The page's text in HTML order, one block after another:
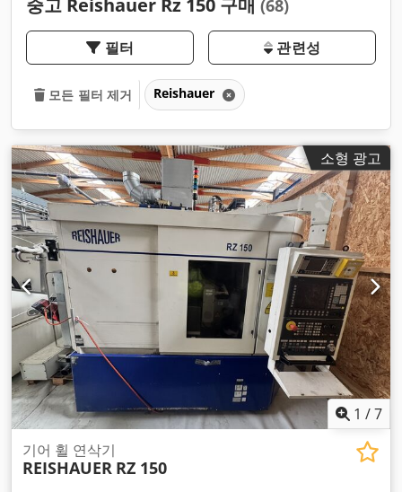
중고 Reishauer Rz 150 구매 (68)
필터 관련성
모든 필터 제거 Reishauer
소형 광고
1 /7
기어 휠 연삭기
REISHAUER RZ 150